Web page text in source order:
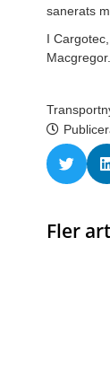
sanerats
I
Macgregor.
Fler